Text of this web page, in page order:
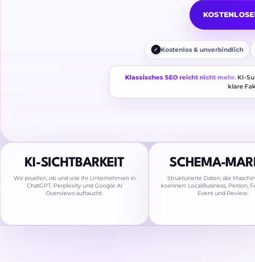
✓ Kostenlos & unverbindlich
Klassisches SEO reicht nicht mehr. KI-
klare
KI-SICHTBARKEIT
Wir pruefen, ob und wie Ihr Unternehmen in
ChatGPT, Perplexity und Google AI
Overviews auftaucht.
SCHEMA-
Strukturierte Daten, die
koennen: LocalBusiness, Person,
Event und Review.